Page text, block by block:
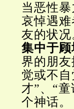
当恶性
哀悼遇
友的状况
集中于
界的朋
觉或不
才”、“
个神话。